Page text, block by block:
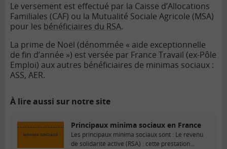
Le versement est effectué par la Caisse d’Allocations
Familiales (CAF) ou la Mutualité Sociale Agricole (MSA)
pour les bénéficiaires du RSA.
La prime de Noël (dénommée « aide exceptionnelle
de fin d’année ») est versée par France Travail (ex-Pôle
Emploi) aux autres bénéficiaires de minimas sociaux :
ASS, AER.
À lire aussi sur notre site
Principaux minima sociaux en France
Les principaux minima sociaux sont : Le revenu
de solidarité active (RSA) : cette prestation...